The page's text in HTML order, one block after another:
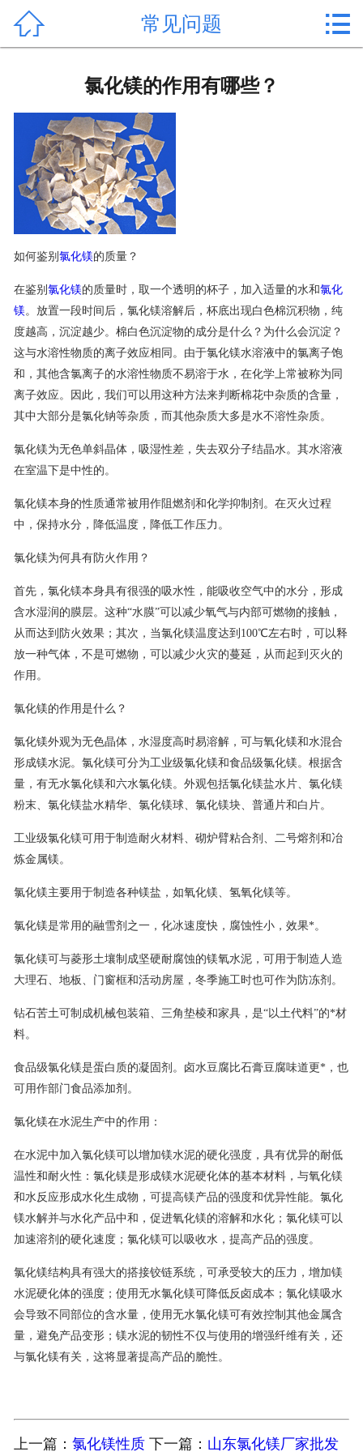
行业动态
常见问题
联系我们
 常见问题 
氯化镁的作用有哪些？
如何鉴别 氯化镁的质量？
在鉴别 氯化镁的质量时，取一个透明的杯子，加入适量的水和氯化
镁。放置一段时间后，氯化镁溶解后，杯底出现白色棉沉积物，纯
度越高，沉淀越少。棉白色沉淀物的成分是什么？为什么会沉淀？
这与水溶性物质的离子效应相同。由于氯化镁水溶液中的氯离子饱
和，其他含氯离子的水溶性物质不易溶于水，在化学上常被称为同
离子效应。因此，我们可以用这种方法来判断棉花中杂质的含量，
其中大部分是氯化钠等杂质，而其他杂质大多是水不溶性杂质。
氯化镁为无色单斜晶体，吸湿性差，失去双分子结晶水。其水溶液
在室温下是中性的。
氯化镁本身的性质通常被用作阻燃剂和化学抑制剂。在灭火过程
中，保持水分，降低温度，降低工作压力。
氯化镁为何具有防火作用？
首先，氯化镁本身具有很强的吸水性，能吸收空气中的水分，形成
含水湿润的膜层。这种“水膜”可以减少氧气与内部可燃物的接触，
从而达到防火效果；其次，当氯化镁温度达到100℃左右时，可以释
放一种气体，不是可燃物，可以减少火灾的蔓延，从而起到灭火的
作用。
氯化镁的作用是什么？
氯化镁外观为无色晶体，水湿度高时易溶解，可与氧化镁和水混合
形成镁水泥。氯化镁可分为工业级氯化镁和食品级氯化镁。根据含
量，有无水氯化镁和六水氯化镁。外观包括氯化镁盐水片、氯化镁
粉末、氯化镁盐水精华、氯化镁球、氯化镁块、普通片和白片。
工业级氯化镁可用于制造耐火材料、砌炉臂粘合剂、二号熔剂和冶
炼金属镁。
氯化镁主要用于制造各种镁盐，如氧化镁、氢氧化镁等。
氯化镁是常用的融雪剂之一，化冰速度快，腐蚀性小，效果*。
氯化镁可与菱形土壤制成坚硬耐腐蚀的镁氧水泥，可用于制造人造
大理石、地板、门窗框和活动房屋，冬季施工时也可作为防冻剂。
钻石苦土可制成机械包装箱、三角垫棱和家具，是“以土代料”的*材
料。
食品级氯化镁是蛋白质的凝固剂。卤水豆腐比石膏豆腐味道更*，也
可用作部门食品添加剂。
氯化镁在水泥生产中的作用：
在水泥中加入氯化镁可以增加镁水泥的硬化强度，具有优异的耐低
温性和耐火性：氯化镁是形成镁水泥硬化体的基本材料，与氧化镁
和水反应形成水化生成物，可提高镁产品的强度和优异性能。氯化
镁水解并与水化产品中和，促进氧化镁的溶解和水化；氯化镁可以
加速溶剂的硬化速度；氯化镁可以吸收水，提高产品的强度。
氯化镁结构具有强大的搭接铰链系统，可承受较大的压力，增加镁
水泥硬化体的强度；使用无水氯化镁可降低反卤成本；氯化镁吸水
会导致不同部位的含水量，使用无水氯化镁可有效控制其他金属含
量，避免产品变形；镁水泥的韧性不仅与使用的增强纤维有关，还
与氯化镁有关，这将显著提高产品的脆性。
上一篇： 氯化镁性质下一篇： 山东氯化镁厂家批发